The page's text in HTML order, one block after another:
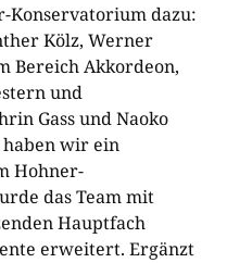
Konservatorium dazu:
Kölz, Werner
Bereich Akkordeon,
und
Gass und Naoko
haben wir ein
Hohner-
das Team mit
Hauptfach
erweitert. Ergänzt